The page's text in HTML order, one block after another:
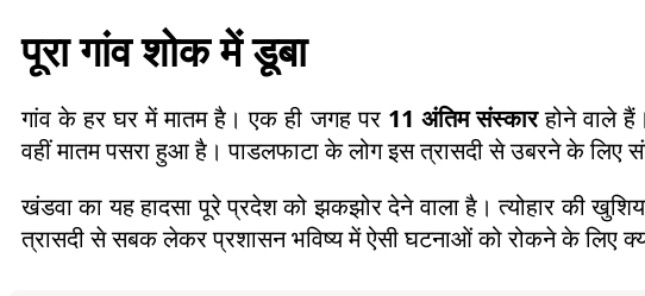
पूरा गांव शोक में डूबा
गांव के हर घर में मातम है। एक ही जगह पर 11 अंतिम संस्कारहोने वाले
वहीं मातम पसरा हुआ है। पाडलफाटा के लोग इस त्रासदी से उबरने के लिए
खंडवा का यह हादसा पूरे प्रदेश को झकझोर देने वाला है। त्योहार की
त्रासदी से सबक लेकर प्रशासन भविष्य में ऐसी घटनाओं को रोकने के लिए